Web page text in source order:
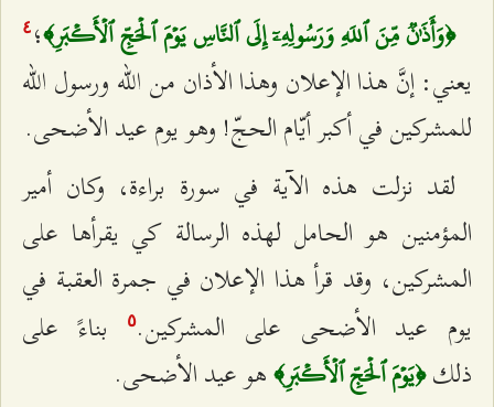
﴿وَأَذَٰنٞ مِّنَ ٱللَهِ وَرَسُولِهِۦٓ إِلَى ٱلنَّاسِ يَوۡمَ ٱلۡحَجِّ ٱلۡأَكۡبَرِ﴾؛ ٤
يعني: إنَّ هذا الإعلان وهذا الأذان من الله ورسول الله
للمشركين في أكبر أيّام الحجّ! وهو يوم عيد الأضحى.
لقد نزلت هذه الآية في سورة براءة، وكان أمير
المؤمنين هو الحامل لهذه الرسالة كي يقرأها على
المشركين، وقد قرأ هذا الإعلان في جمرة العقبة في
يوم عيد الأضحى على المشركين.٥
بناءً على
ذلك﴿يَوۡمَ ٱلۡحَجِّ ٱلۡأَكۡبَرِ﴾هو عيد الأضحى.